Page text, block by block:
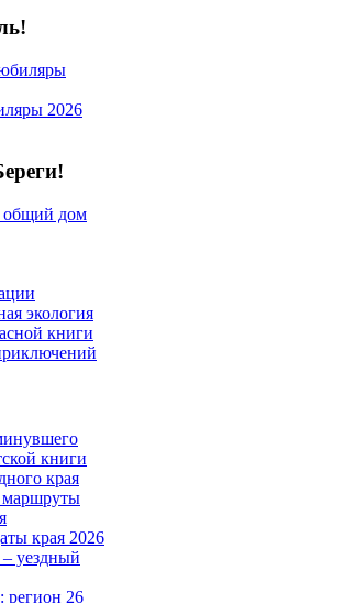
2026
общий дом
экология
книги
книги
края
края 2026
уездный
регион 26